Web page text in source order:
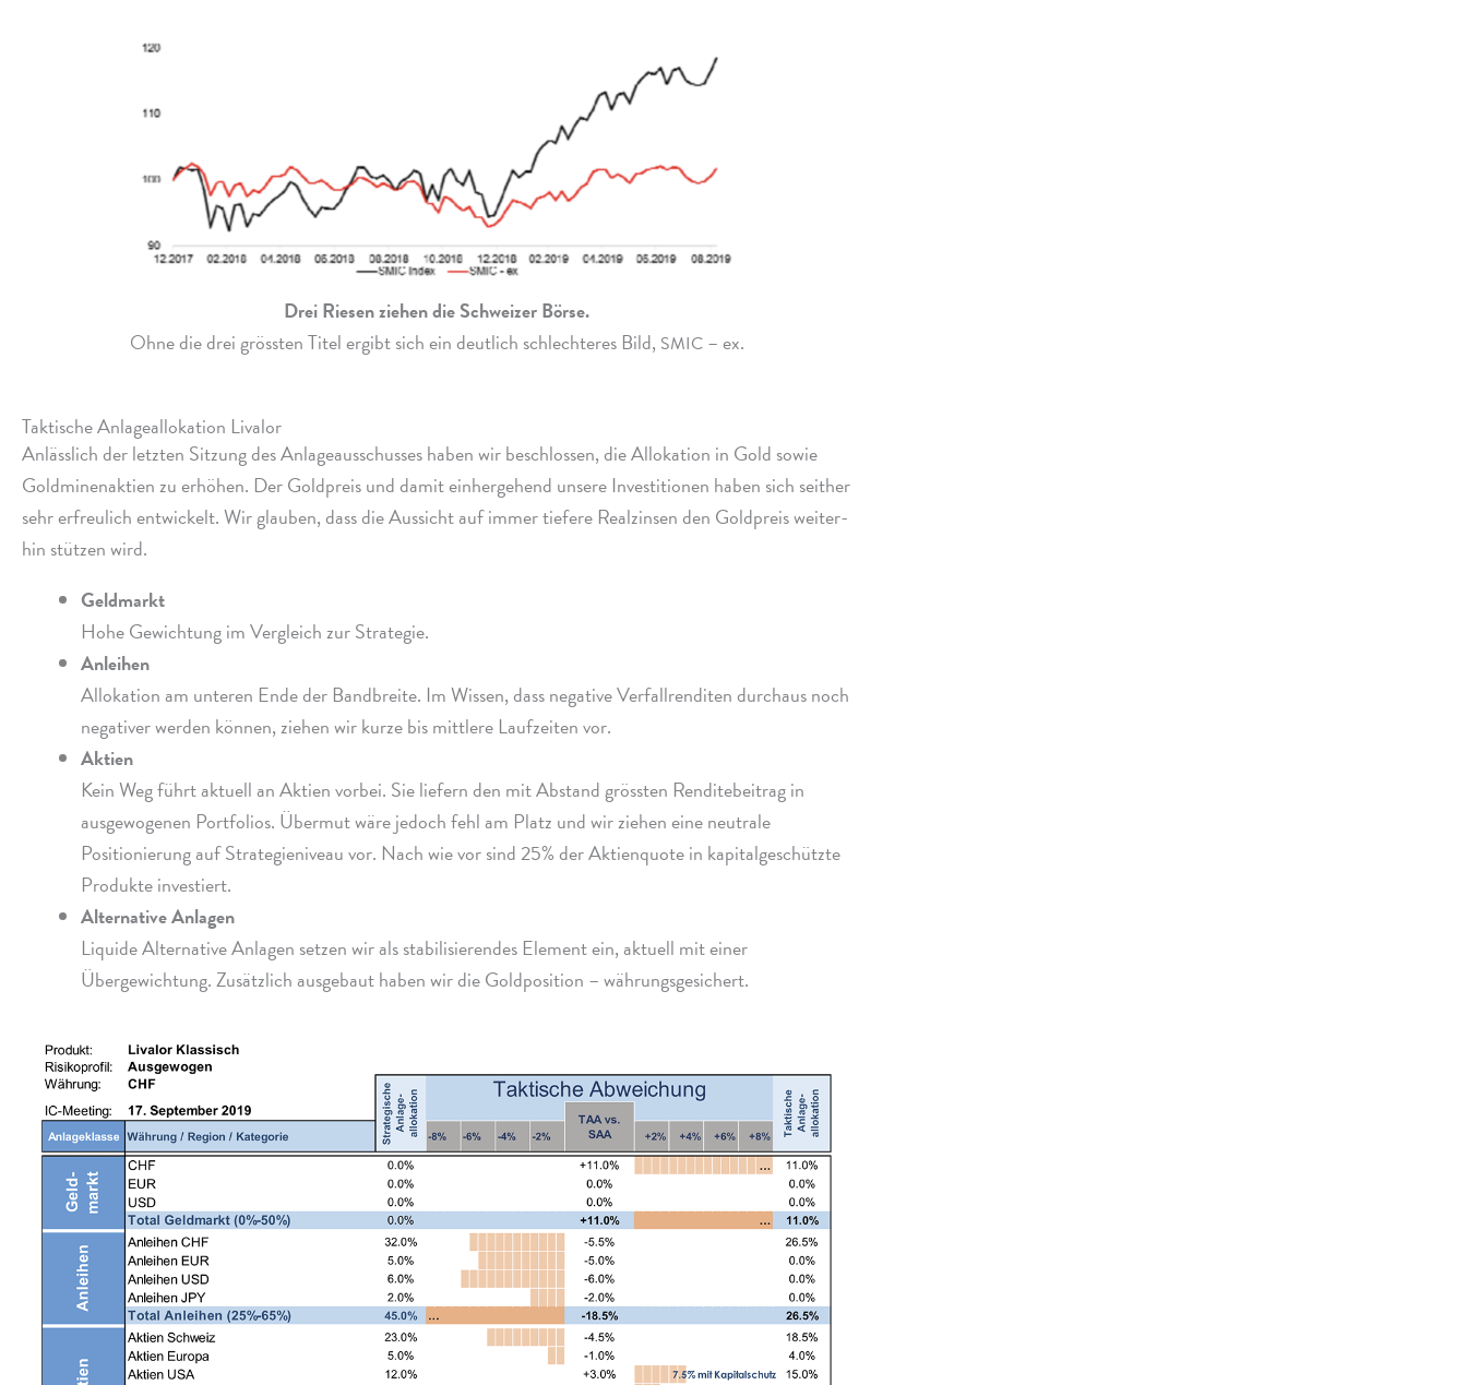
Drei Riesen ziehen die Schweizer Börse.
Ohne die drei grössten Titel ergibt sich ein deut­lich schlech­te­res Bild, SMIC– ex.
Taktische Anlageallokation Livalor
Anlässlich der letz­ten Sitzung des Anlageausschusses haben wir beschlos­sen, die Allokation in Gold sowie
Goldminenaktien zu erhö­hen. Der Goldpreis und damit einher­ge­hend unsere Investitionen haben sich seit­her
sehr erfreu­lich entwickelt. Wir glau­ben, dass die Aussicht auf immer tiefere Realzinsen den Goldpreis weiter­
hin stüt­zen wird.
Geldmarkt
Hohe Gewichtung im Vergleich zur Strategie.
Anleihen
Allokation am unte­ren Ende der Bandbreite. Im Wissen, dass nega­tive Verfallrenditen durch­aus noch
nega­ti­ver werden können, ziehen wir kurze bis mitt­lere Laufzeiten vor.
Aktien
Kein Weg führt aktu­ell an Aktien vorbei. Sie liefern den mit Abstand gröss­ten Renditebeitrag in
ausge­wo­ge­nen Portfolios. Übermut wäre jedoch fehl am Platz und wir ziehen eine neutrale
Positionierung auf Strategieniveau vor. Nach wie vor sind 25% der Aktienquote in kapi­tal­ge­schützte
Produkte investiert.
Alternative Anlagen
Liquide Alternative Anlagen setzen wir als stabi­li­sie­ren­des Element ein, aktu­ell mit einer
Übergewichtung. Zusätzlich ausge­baut haben wir die Goldposition – währungsgesichert.